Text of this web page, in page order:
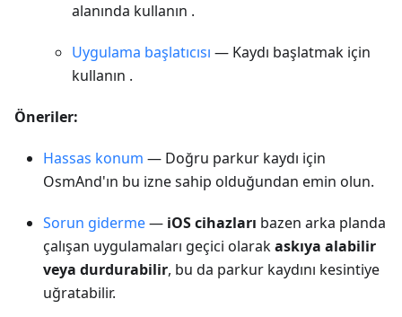
alanında kullanın .
Uygulama başlatıcısı — Kaydı başlatmak için
kullanın .
Öneriler:
Hassas konum — Doğru parkur kaydı için
OsmAnd'ın bu izne sahip olduğundan emin olun.
Sorun giderme— iOS cihazları bazen arka planda
çalışan uygulamaları geçici olarakaskıya alabilir
veya durdurabilir, bu da parkur kaydını kesintiye
uğratabilir.